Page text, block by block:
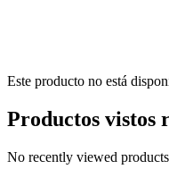
Este producto no está
Productos vistos
No recently viewed